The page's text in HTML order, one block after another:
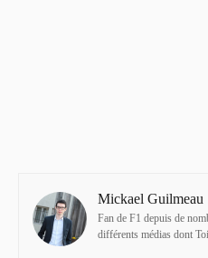
Mickael Guilmeau
Fan de F1 depuis de
différents médias dont